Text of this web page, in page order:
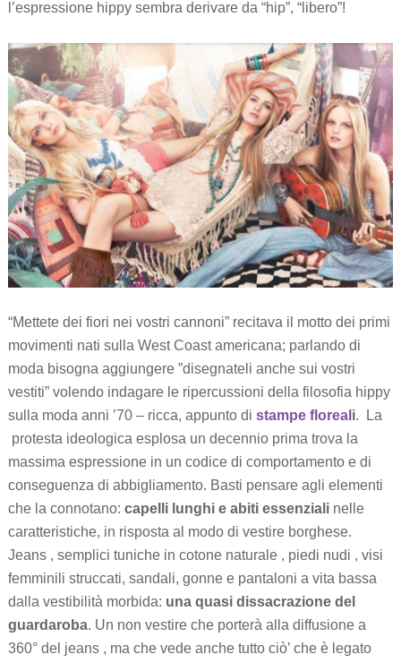
l’espressione hippy sembra derivare da “hip”, “libero”!
“Mettete dei fiori nei vostri cannoni” recitava il motto dei primi
movimenti nati sulla West Coast americana; parlando di
moda bisogna aggiungere ”disegnateli anche sui vostri
vestiti” volendo indagare le ripercussioni della filosofia hippy
sulla moda anni ’70 – ricca, appunto di stampe floreali. La
protesta ideologica esplosa un decennio prima trova la
massima espressione in un codice di comportamento e di
conseguenza di abbigliamento. Basti pensare agli elementi
che la connotano: capelli lunghi e abiti essenzialinelle
caratteristiche, in risposta al modo di vestire borghese.
Jeans , semplici tuniche in cotone naturale , piedi nudi , visi
femminili struccati, sandali, gonne e pantaloni a vita bassa
dalla vestibilità morbida: una quasi dissacrazione del
guardaroba. Un non vestire che porterà alla diffusione a
360° del jeans , ma che vede anche tutto ciò’ che è legato